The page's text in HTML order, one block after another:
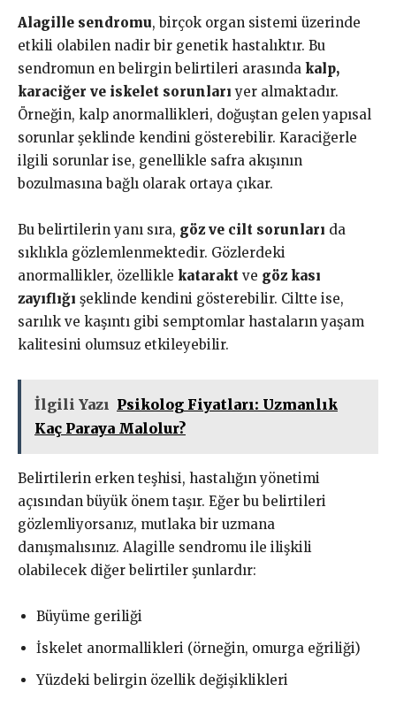
Alagille sendromu, birçok organ sistemi üzerinde
etkili olabilen nadir bir genetik hastalıktır. Bu
sendromun en belirgin belirtileri arasında kalp,
karaciğer ve iskelet sorunları yer almaktadır.
Örneğin, kalp anormallikleri, doğuştan gelen yapısal
sorunlar şeklinde kendini gösterebilir. Karaciğerle
ilgili sorunlar ise, genellikle safra akışının
bozulmasına bağlı olarak ortaya çıkar.
Bu belirtilerin yanı sıra, göz ve cilt sorunları da
sıklıkla gözlemlenmektedir. Gözlerdeki
anormallikler, özellikle katarakt ve göz kası
zayıflığı şeklinde kendini gösterebilir. Ciltte ise,
sarılık ve kaşıntı gibi semptomlar hastaların yaşam
kalitesini olumsuz etkileyebilir.
İlgili Yazı Psikolog Fiyatları: Uzmanlık
Kaç Paraya Malolur?
Belirtilerin erken teşhisi, hastalığın yönetimi
açısından büyük önem taşır. Eğer bu belirtileri
gözlemliyorsanız, mutlaka bir uzmana
danışmalısınız. Alagille sendromu ile ilişkili
olabilecek diğer belirtiler şunlardır:
Büyüme geriliği
İskelet anormallikleri (örneğin, omurga eğriliği)
Yüzdeki belirgin özellik değişiklikleri